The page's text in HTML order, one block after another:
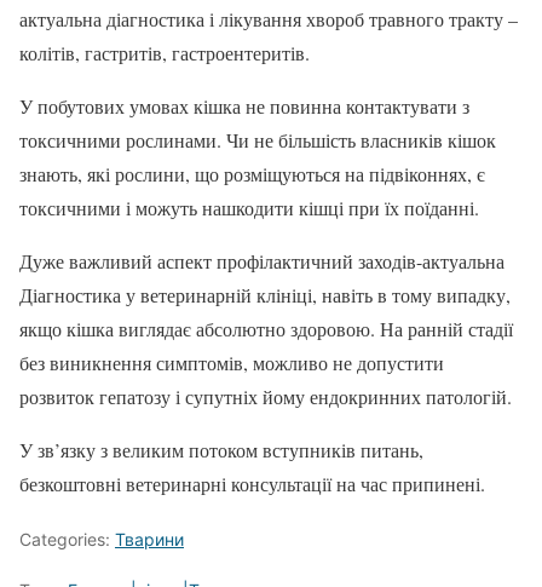
актуальна діагностика і лікування хвороб травного тракту –
колітів, гастритів, гастроентеритів.
У побутових умовах кішка не повинна контактувати з
токсичними рослинами. Чи не більшість власників кішок
знають, які рослини, що розміщуються на підвіконнях, є
токсичними і можуть нашкодити кішці при їх поїданні.
Дуже важливий аспект профілактичний заходів-актуальна
Діагностика у ветеринарній клініці, навіть в тому випадку,
якщо кішка виглядає абсолютно здоровою. На ранній стадії
без виникнення симптомів, можливо не допустити
розвиток гепатозу і супутніх йому ендокринних патологій.
У зв’язку з великим потоком вступників питань,
безкоштовні ветеринарні консультації на час припинені.
Categories: Тварини